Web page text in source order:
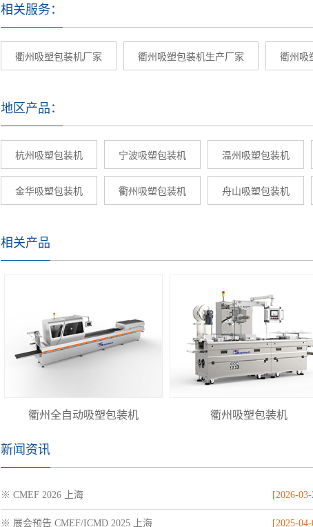
相关服务：
衢州吸塑包装机厂家 衢州吸塑包装机生产厂家 衢州吸
地区产品：
杭州吸塑包装机 宁波吸塑包装机 温州吸塑包装机
金华吸塑包装机 衢州吸塑包装机 舟山吸塑包装机
相关产品
衢州全自动吸塑包装机 衢州吸塑包装机
新闻资讯
※ CMEF 2026 上海 [2026-03-
※ 展会预告 CMEF/ICMD 2025 上海 [2025-04-